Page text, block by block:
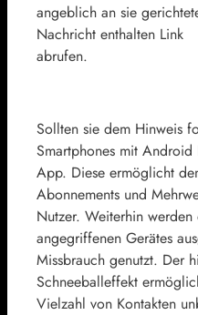
angeblich an sie
Nachricht enthalten Link
abrufen.
Sollten sie dem Hinweis
Smartphones mit Android
App. Diese ermöglicht
Abonnements und
Nutzer. Weiterhin
angegriffenen Gerätes
Missbrauch genutzt. Der
Schneeballeffekt
Vielzahl von Kontakten